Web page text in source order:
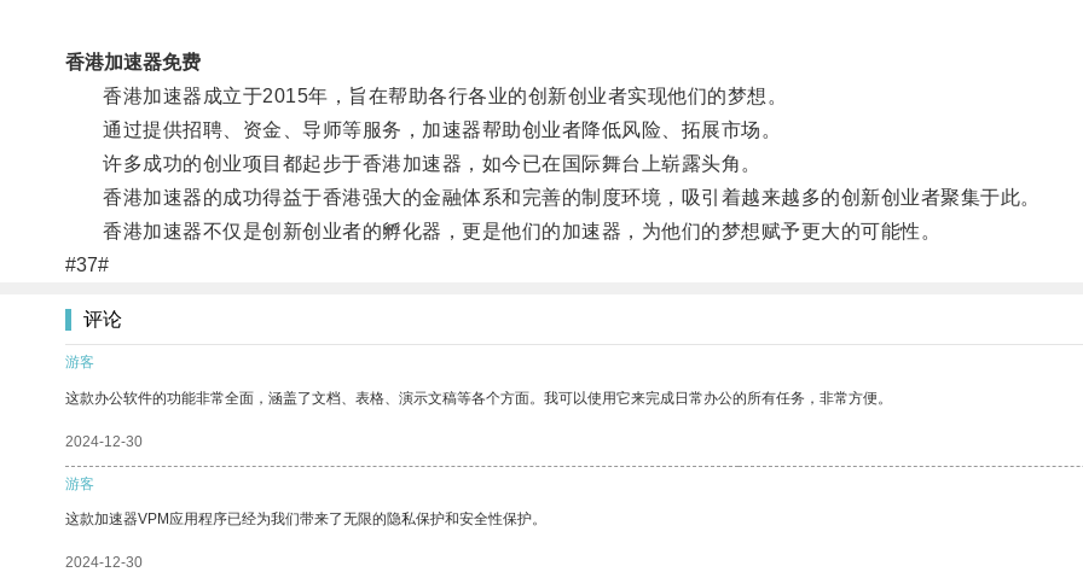
香港加速器免费
香港加速器成立于2015年，旨在帮助各行各业的创新创业者实现他们的梦想。
通过提供招聘、资金、导师等服务，加速器帮助创业者降低风险、拓展市场。
许多成功的创业项目都起步于香港加速器，如今已在国际舞台上崭露头角。
香港加速器的成功得益于香港强大的金融体系和完善的制度环境，吸引着越来越多的创新创业者聚集于此。
香港加速器不仅是创新创业者的孵化器，更是他们的加速器，为他们的梦想赋予更大的可能性。
#37#
评论
游客
这款办公软件的功能非常全面，涵盖了文档、表格、演示文稿等各个方面。我可以使用它来完成日常办公的所有任务，非常方便。
2024-12-30
游客
这款加速器VPM应用程序已经为我们带来了无限的隐私保护和安全性保护。
2024-12-30